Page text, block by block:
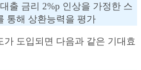
출 금리 2%p 인상을 가정한 스
통해 상환능력을 평가
가 도입되면 다음과 같은 기대효